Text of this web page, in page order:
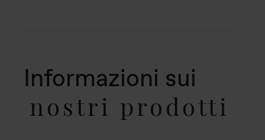
Informazioni sui
nostri prodotti